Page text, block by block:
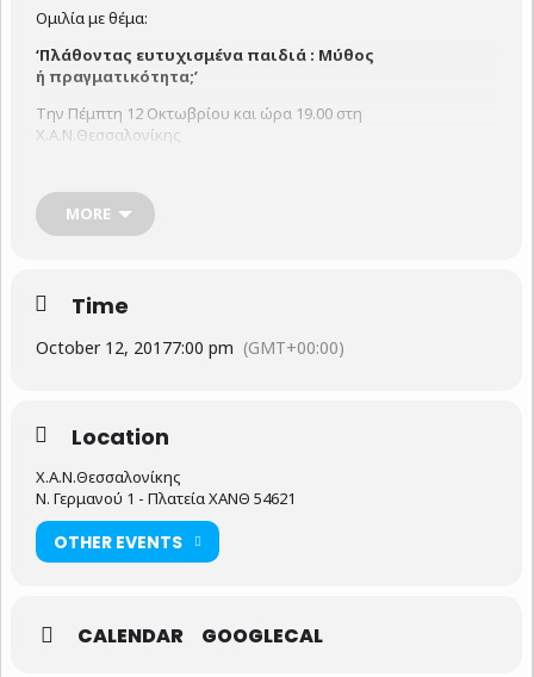
Ομιλία με θέμα:
‘Πλάθοντας ευτυχισμένα παιδιά : Μύθος
ή πραγματικότητα;’
Την Πέμπτη 12 Οκτωβρίου και ώρα 19.00 στη
Χ.Α.Ν.Θεσσαλονίκης
συγγραφέα, κ. Ιάκωβο Μαρτίδη. Συνομιλήτρια στην
παρούσα εκδήλωση θα είναι η κ. Λίζα Μυλωνά, BSc
Ψυχολογίας, Πιστοποιημένη εκπαιδεύτρια
MORE
Time
October 12, 20177:00 pm (GMT+00:00)
Location
Χ.Α.Ν.Θεσσαλονίκης
Ν. Γερμανού 1 - Πλατεία ΧΑΝΘ 54621
OTHER EVENTS
CALENDAR GOOGLECAL